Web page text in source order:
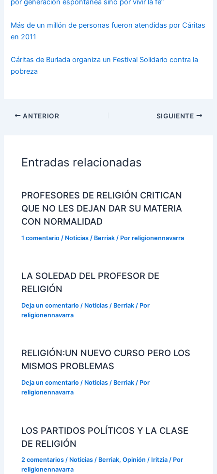
por generación espontánea sino por vivir la fe”
Más de un millón de personas fueron atendidas por Cáritas
en 2011
Cáritas de Burlada organiza un Festival Solidario contra la
pobreza
ANTERIOR SIGUIENTE
Entradas relacionadas
PROFESORES DE RELIGIÓN CRITICAN
QUE NO LES DEJAN DAR SU MATERIA
CON NORMALIDAD
1 comentario / Noticias / Berriak / Porreligionennavarra
LA SOLEDAD DEL PROFESOR DE
RELIGIÓN
Deja un comentario / Noticias / Berriak / Por
religionennavarra
RELIGIÓN:UN NUEVO CURSO PERO LOS
MISMOS PROBLEMAS
Deja un comentario / Noticias / Berriak / Por
religionennavarra
LOS PARTIDOS POLÍTICOS Y LA CLASE
DE RELIGIÓN
2 comentarios / Noticias / Berriak,Opinión / Iritzia / Por
religionennavarra